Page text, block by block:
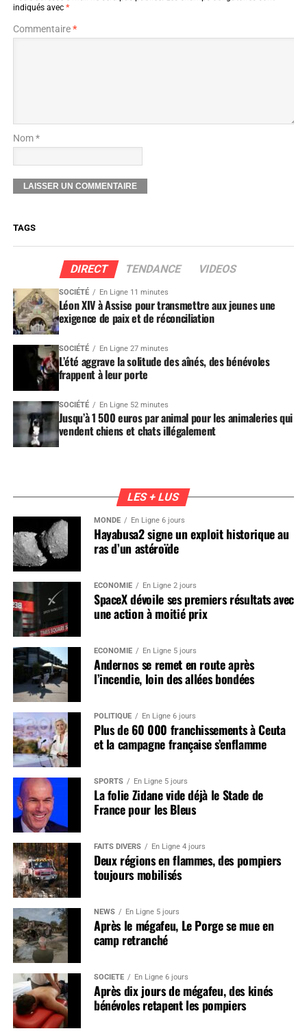
indiqués avec *
Commentaire*
Nom *
TAGS
DIRECT TENDANCE VIDEOS
SOCIÉTÉ En Ligne 11 minutes
Léon XIV à Assise pour transmettre aux jeunes une
exigence de paix et de réconciliation
SOCIÉTÉ En Ligne 27 minutes
L’été aggrave la solitude des aînés, des bénévoles
frappent à leur porte
SOCIÉTÉ En Ligne 52 minutes
Jusqu’à 1 500 euros par animal pour les animaleries qui
vendent chiens et chats illégalement
LES + LUS
MONDE En Ligne 6 jours
Hayabusa2 signe un exploit historique au
ras d’un astéroïde
ÉCONOMIE En Ligne 2 jours
SpaceX dévoile ses premiers résultats avec
une action à moitié prix
ÉCONOMIE En Ligne 5 jours
Andernos se remet en route après
l’incendie, loin des allées bondées
POLITIQUE En Ligne 6 jours
Plus de 60 000 franchissements à Ceuta
et la campagne française s’enflamme
SPORTS En Ligne 5 jours
La folie Zidane vide déjà le Stade de
France pour les Bleus
FAITS DIVERS En Ligne 4 jours
Deux régions en flammes, des pompiers
toujours mobilisés
NEWS En Ligne 5 jours
Après le mégafeu, Le Porge se mue en
camp retranché
SOCIÉTÉ En Ligne 6 jours
Après dix jours de mégafeu, des kinés
bénévoles retapent les pompiers